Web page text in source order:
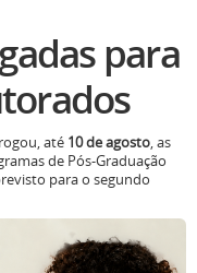
para
de Pós-Graduação
para o segundo